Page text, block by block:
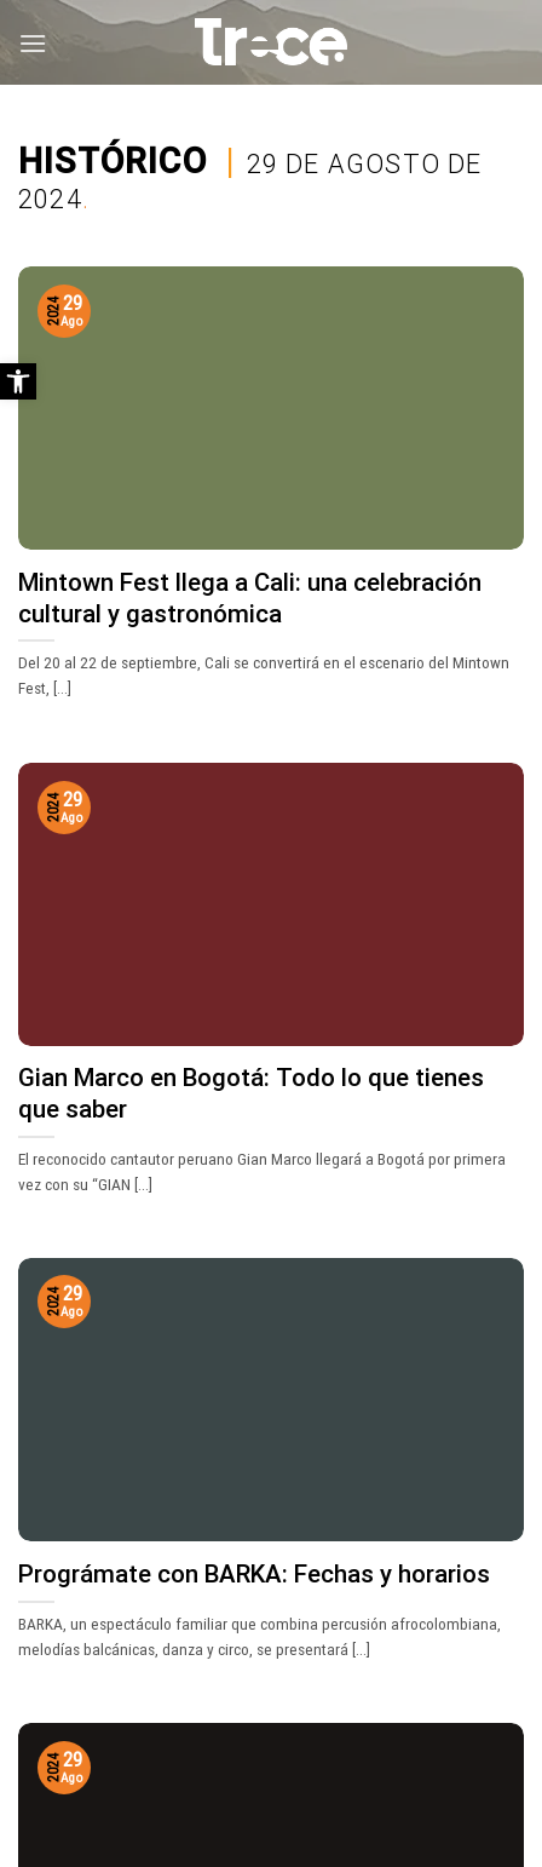
HISTÓRICO | 29 DE AGOSTO DE
2024.
Mintown Fest llega a Cali: una celebración
cultural y gastronómica
Del 20 al 22 de septiembre, Cali se convertirá en el escenario del Mintown
Fest, [...]
29
Ago
2024
Gian Marco en Bogotá: Todo lo que tienes
que saber
El reconocido cantautor peruano Gian Marco llegará a Bogotá por primera
vez con su “GIAN [...]
29
Ago
2024
Prográmate con BARKA: Fechas y horarios
BARKA, un espectáculo familiar que combina percusión afrocolombiana,
melodías balcánicas, danza y circo, se presentará [...]
29
Ago
2024
29
Ago
2024
Abrir barra de herramientas